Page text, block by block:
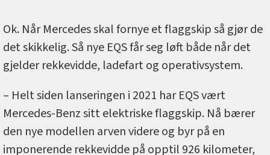
Ok. Når Mercedes skal fornye et flaggskip så gjør de
det skikkelig. Så nye EQS får seg løft både når det
gjelder rekkevidde, ladefart og operativsystem.
– Helt siden lanseringen i 2021 har EQS vært
Mercedes-Benz sitt elektriske flaggskip. Nå bærer
den nye modellen arven videre og byr på en
imponerende rekkevidde på opptil 926 kilometer,